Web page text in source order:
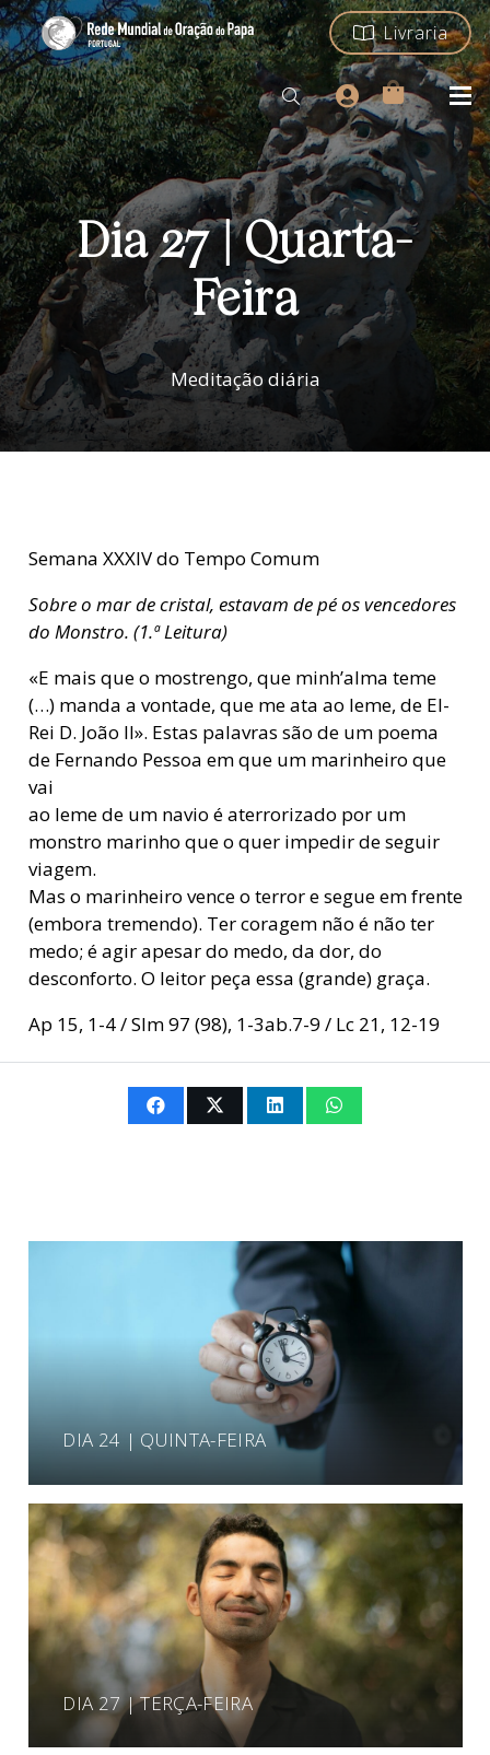
Livraria
Dia 27 | Quarta-
Feira
Meditação diária
Semana XXXIV do Tempo Comum
Sobre o mar de cristal, estavam de pé os vencedores
do Monstro. (1.ª Leitura)
«E mais que o mostrengo, que minh’alma teme
(…) manda a vontade, que me ata ao leme, de El-
Rei D. João II». Estas palavras são de um poema
de Fernando Pessoa em que um marinheiro que
vai
ao leme de um navio é aterrorizado por um
monstro marinho que o quer impedir de seguir
viagem.
Mas o marinheiro vence o terror e segue em frente
(embora tremendo). Ter coragem não é não ter
medo; é agir apesar do medo, da dor, do
desconforto. O leitor peça essa (grande) graça.
Ap 15, 1-4 / Slm 97 (98), 1-3ab.7-9 / Lc 21, 12-19
DIA 24 | QUINTA-FEIRA
DIA 27 | TERÇA-FEIRA